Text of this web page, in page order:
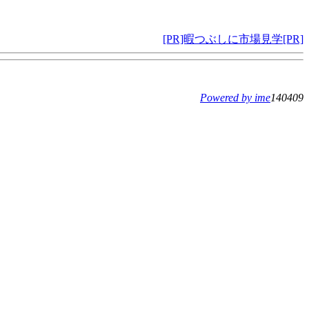
[PR]暇つぶしに市場見学[PR]
Powered by ime140409